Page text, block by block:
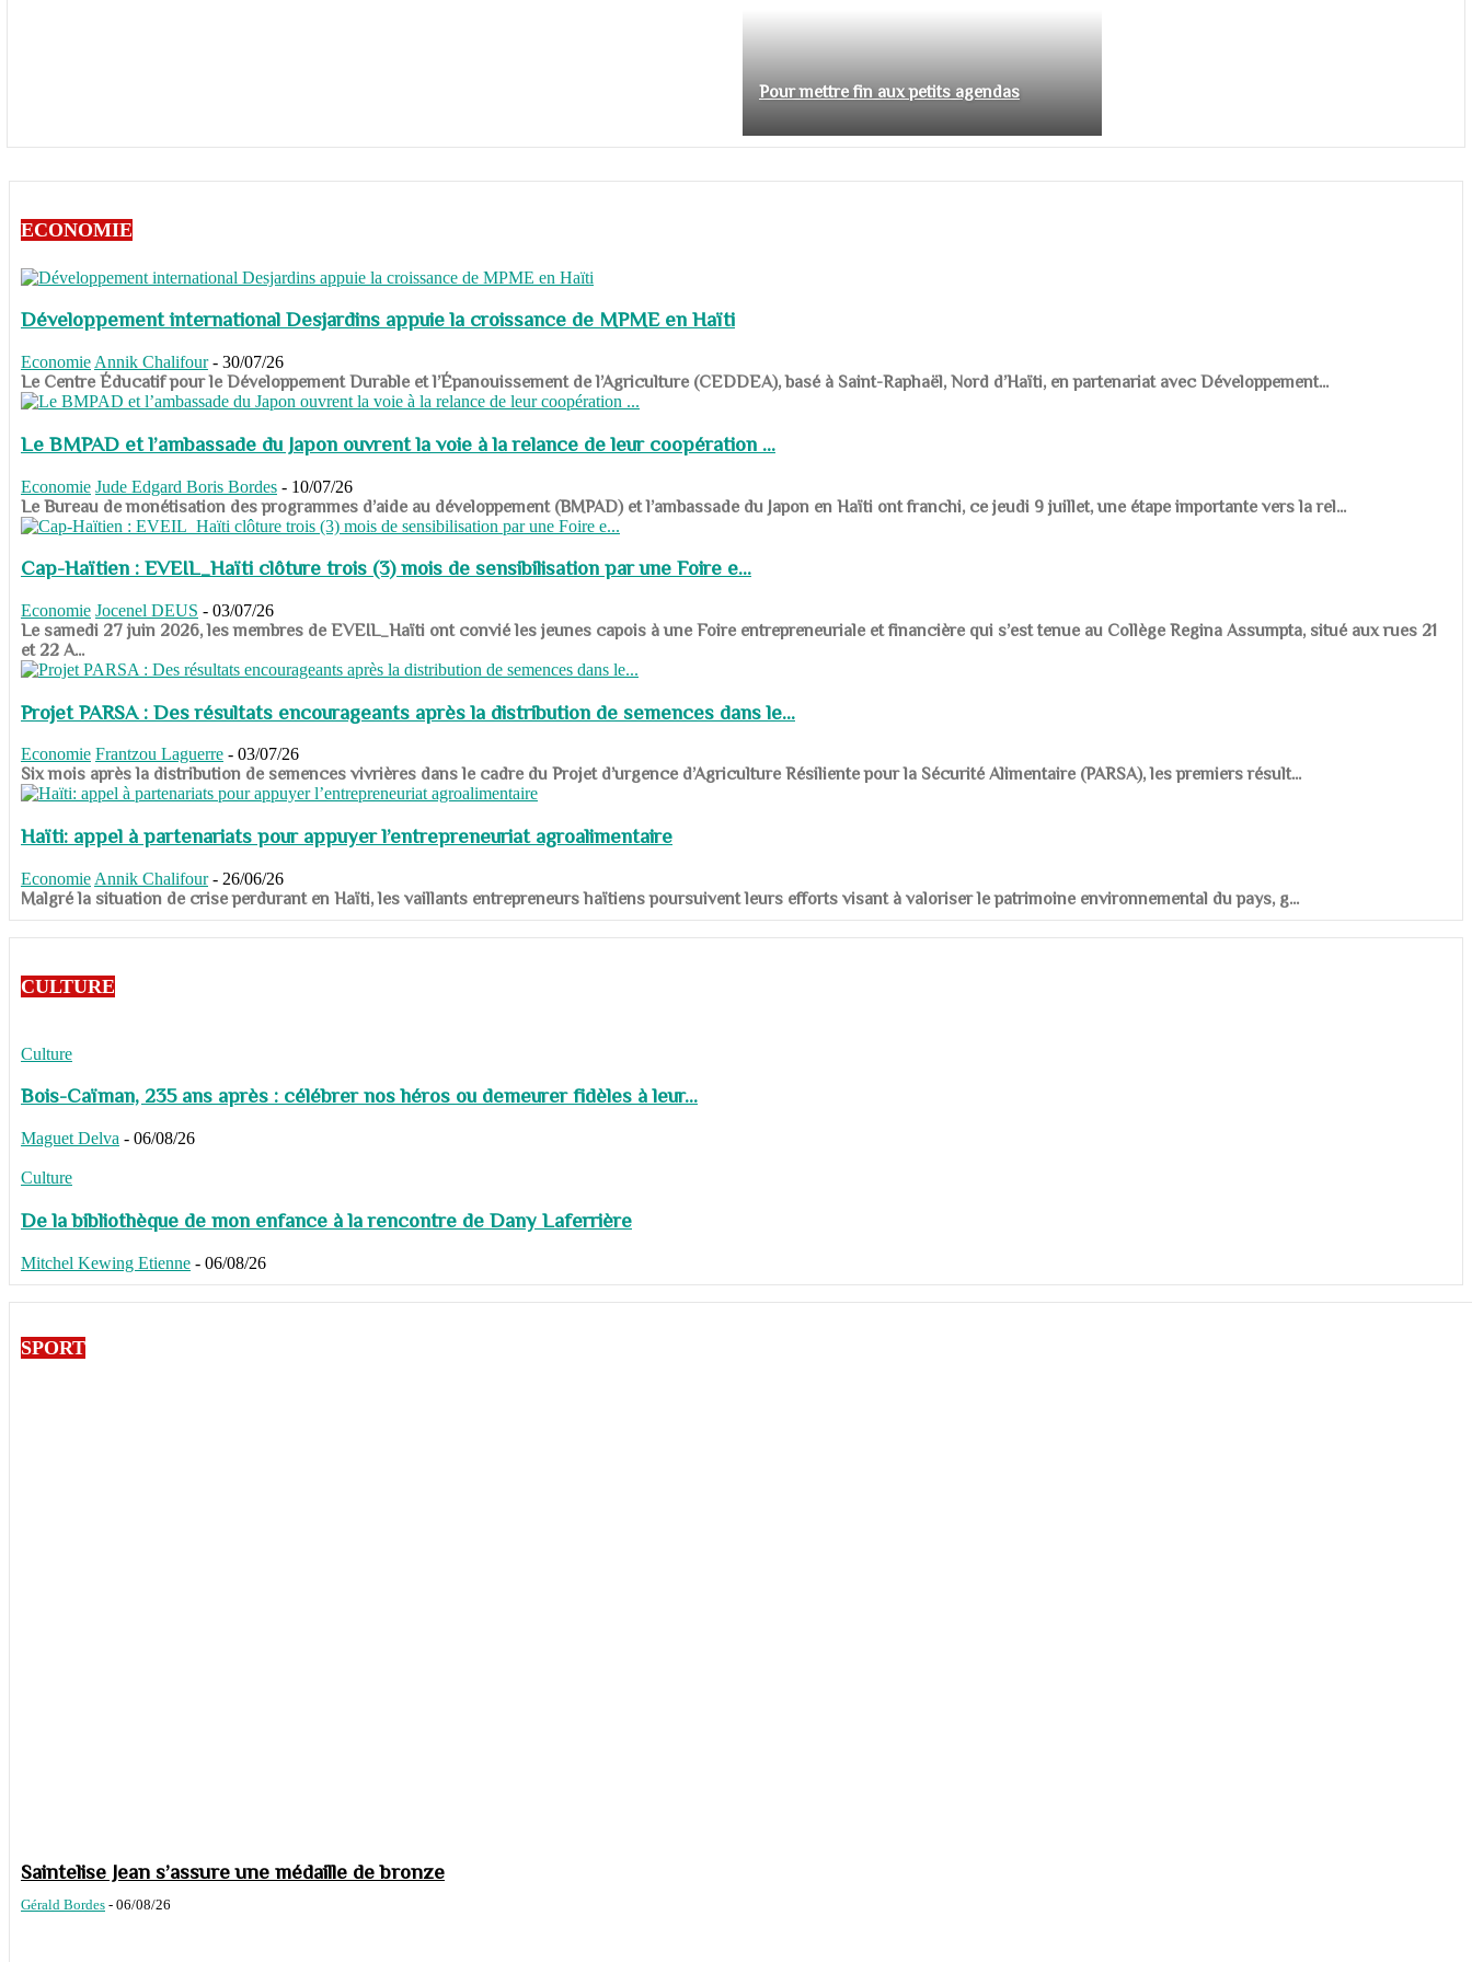
Pour mettre fin aux petits agendas
ECONOMIE
Développement international Desjardins appuie la croissance de MPME en Haïti
Economie Annik Chalifour - 30/07/26
​​​​​​​Le Centre Éducatif pour le Développement Durable et l’Épanouissement de l’Agriculture (CEDDEA), basé à Saint-Raphaël, Nord d’Haïti, en partenariat avec Développement...
Le BMPAD et l’ambassade du Japon ouvrent la voie à la relance de leur coopération ...
Economie Jude Edgard Boris Bordes - 10/07/26
​​​​​​​Le Bureau de monétisation des programmes d’aide au développement (BMPAD) et l’ambassade du Japon en Haïti ont franchi, ce jeudi 9 juillet, une étape importante vers la rel...
Cap-Haïtien : EVEIL_Haïti clôture trois (3) mois de sensibilisation par une Foire e...
Economie Jocenel DEUS - 03/07/26
Le samedi 27 juin 2026, les membres de EVEIL_Haïti ont convié les jeunes capois à une Foire entrepreneuriale et financière qui s’est tenue au Collège Regina Assumpta, situé aux rues 21
et 22 A...
Projet PARSA : Des résultats encourageants après la distribution de semences dans le...
Economie Frantzou Laguerre - 03/07/26
​​​​​​​Six mois après la distribution de semences vivrières dans le cadre du Projet d’urgence d’Agriculture Résiliente pour la Sécurité Alimentaire (PARSA), les premiers résult...
Haïti: appel à partenariats pour appuyer l’entrepreneuriat agroalimentaire
Economie Annik Chalifour - 26/06/26
​​​​​​​Malgré la situation de crise perdurant en Haïti, les vaillants entrepreneurs haïtiens poursuivent leurs efforts visant à valoriser le patrimoine environnemental du pays, g...
CULTURE
Culture
Bois-Caïman, 235 ans après : célébrer nos héros ou demeurer fidèles à leur...
Maguet Delva - 06/08/26
Culture
De la bibliothèque de mon enfance à la rencontre de Dany Laferrière
Mitchel Kewing Etienne - 06/08/26
SPORT
Saintelise Jean s’assure une médaille de bronze
Gérald Bordes - 06/08/26